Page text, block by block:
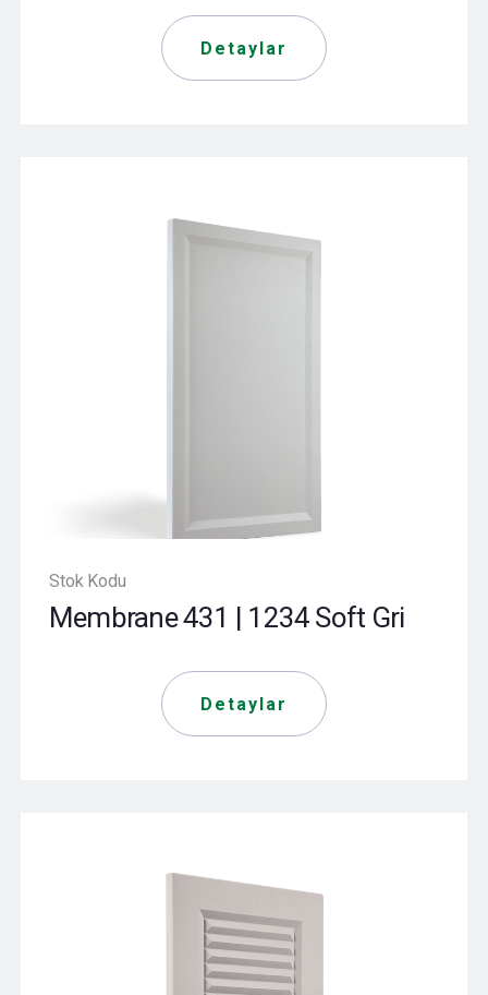
Detaylar
Stok Kodu
Membrane 431 | 1234 Soft Gri
Detaylar